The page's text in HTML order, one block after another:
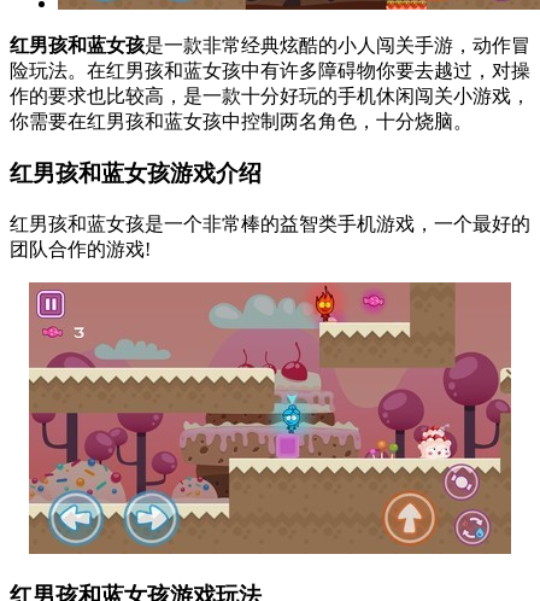
红男孩和蓝女孩是一款非常经典炫酷的小人闯关手游，动作冒
险玩法。在红男孩和蓝女孩中有许多障碍物你要去越过，对操
作的要求也比较高，是一款十分好玩的手机休闲闯关小游戏，
你需要在红男孩和蓝女孩中控制两名角色，十分烧脑。
红男孩和蓝女孩游戏介绍
红男孩和蓝女孩是一个非常棒的益智类手机游戏，一个最好的
团队合作的游戏!